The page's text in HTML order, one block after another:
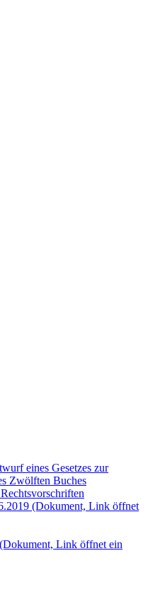
eines Gesetzes zur
Zwölften Buches
(Dokument, Link öffnet
(Dokument, Link öffnet ein